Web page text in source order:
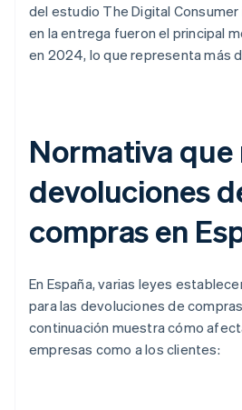
del estudio The Digital Consumer
en la entrega fueron el principal
en 2024, lo que representa más
Normativa que
devoluciones
compras en
En España, varias leyes
para las devoluciones de
continuación muestra cómo
empresas como a los clientes: